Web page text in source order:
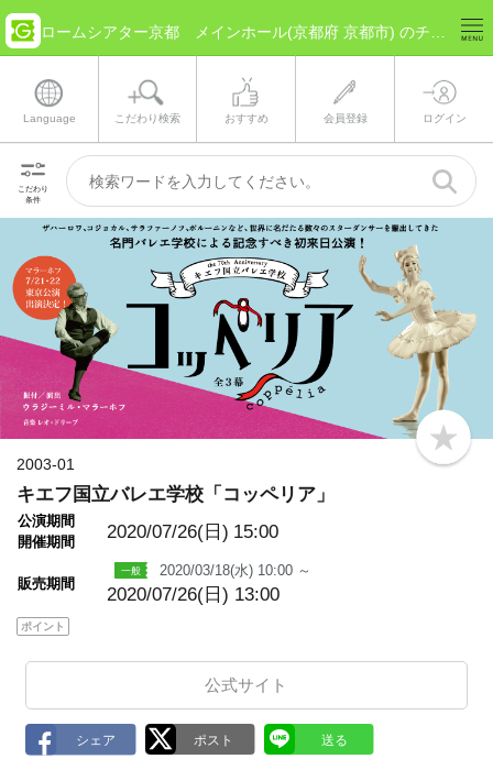
Language こだわり検索 おすすめ 会員登録 ログイン
こだわり
条件
b
o
2003-01
キエフ国立バレエ学校「コッペリア」
公演期間
開催期間
2020/07/26(日) 15:00
販売期間
2020/03/18(水) 10:00 ～
2020/07/26(日) 13:00
ポイント
公式サイト